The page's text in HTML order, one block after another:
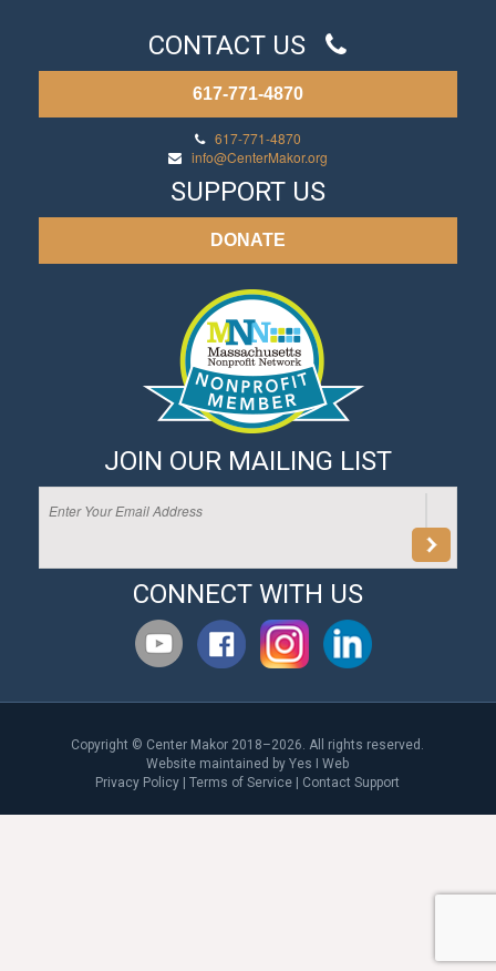
CONTACT US
617-771-4870
617-771-4870
info@CenterMakor.org
SUPPORT US
DONATE
JOIN OUR MAILING LIST
CONNECT WITH US
Copyright © Center Makor 2018–2026. All rights reserved.
Website maintained byYes I Web
Privacy Policy |Terms of Service | Contact Support